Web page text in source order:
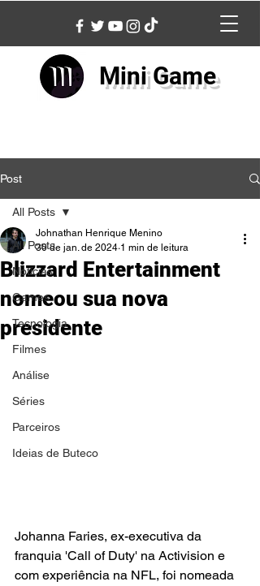
Mini Game
Post
All Posts
Notícias
Games
Tecnologia
Filmes
Análise
Séries
Parceiros
Ideias de Buteco
All Posts
Blizzard Entertainment
nomeou sua nova
presidente
Johnathan Henrique Menino
30 de jan. de 2024 1 min de leitura
Johanna Faries, ex-executiva da
franquia 'Call of Duty' na Activision e
com experiência na NFL, foi nomeada